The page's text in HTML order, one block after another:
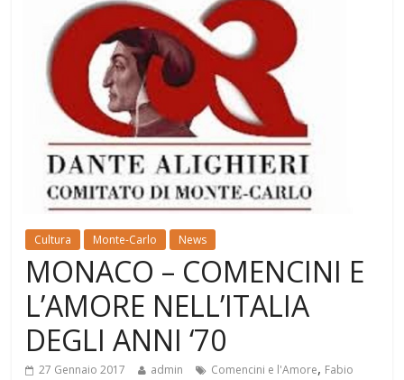
Cultura Monte-Carlo News
MONACO – COMENCINI E
L’AMORE NELL’ITALIA
DEGLI ANNI ‘70
27 Gennaio 2017 admin Comencini e l'Amore, Fabio